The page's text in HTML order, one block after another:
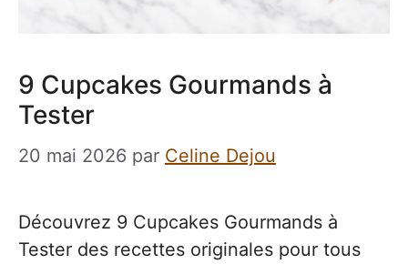
9 Cupcakes Gourmands à
Tester
20 mai 2026 par Celine Dejou
Découvrez 9 Cupcakes Gourmands à
Tester des recettes originales pour tous